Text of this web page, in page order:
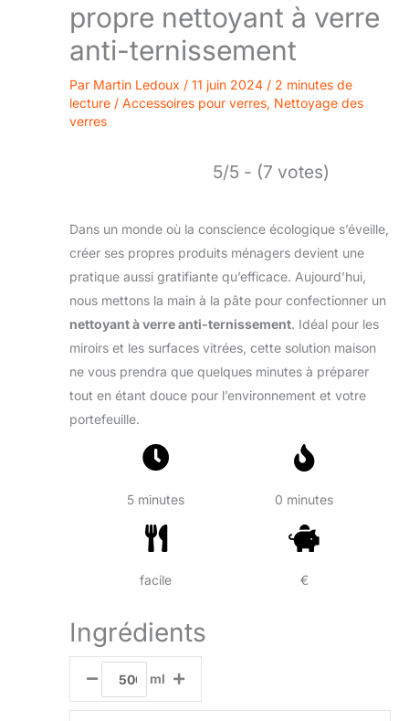
propre nettoyant à verre
anti-ternissement
Par Martin Ledoux / 11 juin 2024 / 2 minutes de
lecture / Accessoires pour verres, Nettoyage des
verres
5/5 - (7 votes)
Dans un monde où la conscience écologique s’éveille,
créer ses propres produits ménagers devient une
pratique aussi gratifiante qu’efficace. Aujourd’hui,
nous mettons la main à la pâte pour confectionner un
nettoyant à verre anti-ternissement. Idéal pour les
miroirs et les surfaces vitrées, cette solution maison
ne vous prendra que quelques minutes à préparer
tout en étant douce pour l’environnement et votre
portefeuille.
5 minutes 0 minutes
facile €
Ingrédients
ml